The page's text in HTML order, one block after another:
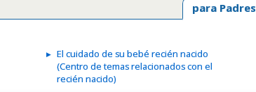
para Padres
El cuidado de su bebé recién nacido
(Centro de temas relacionados con el
recién nacido)